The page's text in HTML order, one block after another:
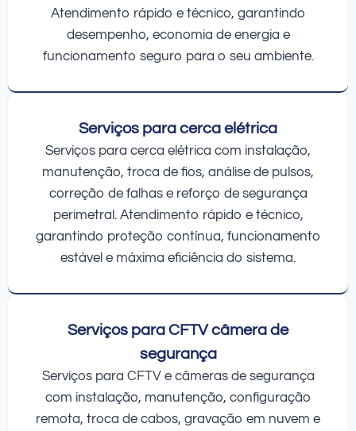
Atendimento rápido e técnico, garantindo
desempenho, economia de energia e
funcionamento seguro para o seu ambiente.
Serviços para cerca elétrica
Serviços para cerca elétrica com instalação,
manutenção, troca de fios, análise de pulsos,
correção de falhas e reforço de segurança
perimetral. Atendimento rápido e técnico,
garantindo proteção contínua, funcionamento
estável e máxima eficiência do sistema.
Serviços para CFTV câmera de
segurança
Serviços para CFTV e câmeras de segurança
com instalação, manutenção, configuração
remota, troca de cabos, gravação em nuvem e